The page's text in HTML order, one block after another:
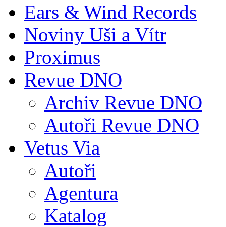
Ears & Wind Records
Noviny Uši a Vítr
Proximus
Revue DNO
Archiv Revue DNO
Autoři Revue DNO
Vetus Via
Autoři
Agentura
Katalog